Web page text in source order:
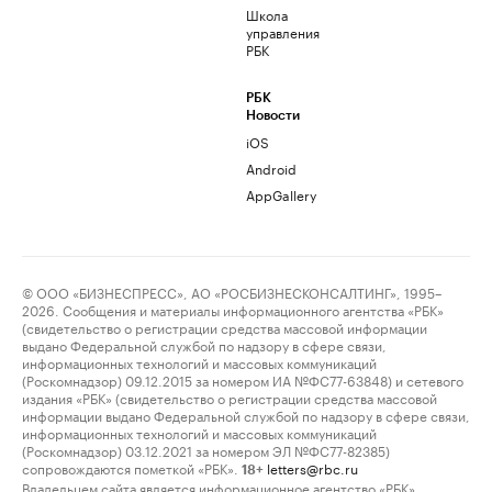
Школа
управления
РБК
РБК
Новости
iOS
Android
AppGallery
© ООО «БИЗНЕСПРЕСС», АО «РОСБИЗНЕСКОНСАЛТИНГ», 1995–
2026. Сообщения и материалы информационного агентства «РБК»
(свидетельство о регистрации средства массовой информации
выдано Федеральной службой по надзору в сфере связи,
информационных технологий и массовых коммуникаций
(Роскомнадзор) 09.12.2015 за номером ИА №ФС77-63848) и сетевого
издания «РБК» (свидетельство о регистрации средства массовой
информации выдано Федеральной службой по надзору в сфере связи,
информационных технологий и массовых коммуникаций
(Роскомнадзор) 03.12.2021 за номером ЭЛ №ФС77-82385)
сопровождаются пометкой «РБК».
18+ letters@rbc.ru
Владельцем сайта является информационное агентство «РБК».